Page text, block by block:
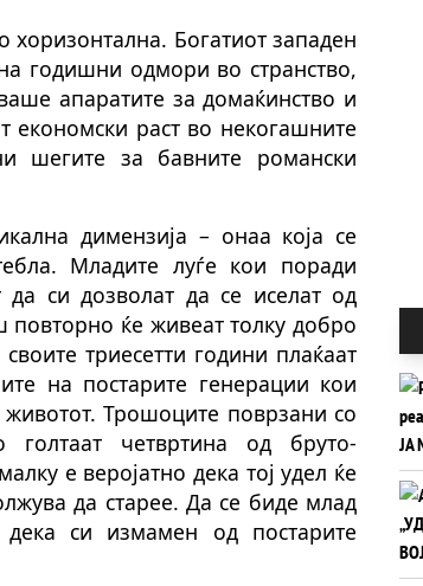
Богатиот западен
годишни одмори во странство,
апаратите за домаќинство и
економски раст во некогашните
шегите за бавните романски
димензија – онаа која се
Младите луѓе кои поради
си дозволат да се иселат од
ќе живеат толку добро
триесетти години плаќаат
на постарите генерации кои
Трошоците поврзани со
голтаат четвртина од бруто-
е веројатно дека тој удел ќе
да старее. Да се биде млад
си измамен од постарите